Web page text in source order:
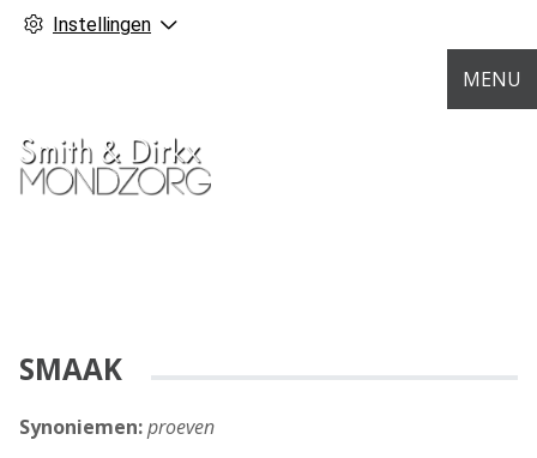
Instellingen
MENU
SMAAK
Synoniemen:proeven